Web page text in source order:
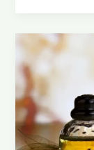
Où
jeter
une
bouteille
de
parfum
pleine